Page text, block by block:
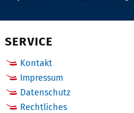
SERVICE
Kontakt
Impressum
Datenschutz
Rechtliches